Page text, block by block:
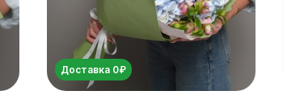
Доставка 0₽